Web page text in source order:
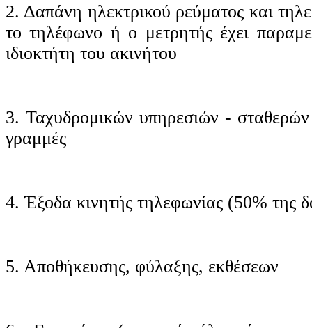
2. Δαπάνη ηλεκτρικού ρεύματος και
το τηλέφωνο ή ο μετρητής έχει
ιδιοκτήτη του ακινήτου
3. Ταχυδρομικών υπηρεσιών -
γραμμές
4. Έξοδα κινητής τηλεφωνίας (50% της
5. Αποθήκευσης, φύλαξης, εκθέσεων